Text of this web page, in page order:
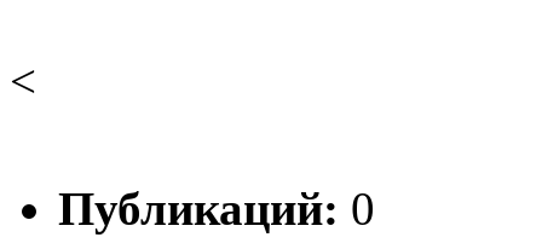
<
Публикаций: 0